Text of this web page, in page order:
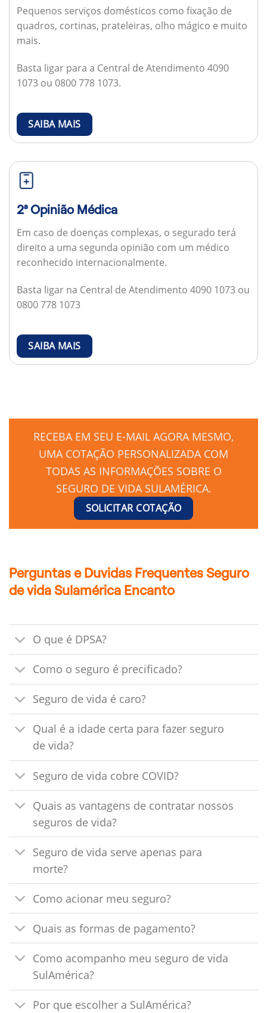
Pequenos serviços domésticos como fixação de
quadros, cortinas, prateleiras, olho mágico e muito
mais.
Basta ligar para a Central de Atendimento 4090
1073 ou 0800 778 1073.
SAIBA MAIS
2ª Opinião Médica
Em caso de doenças complexas, o segurado terá
direito a uma segunda opinião com um médico
reconhecido internacionalmente.
Basta ligar na Central de Atendimento 4090 1073 ou
0800 778 1073
SAIBA MAIS
RECEBA EM SEU E-MAIL AGORA MESMO,
UMA COTAÇÃO PERSONALIZADA COM
TODAS AS INFORMAÇÕES SOBRE O
SEGURO DE VIDA SULAMÉRICA.
SOLICITAR COTAÇÃO
Perguntas e Duvidas Frequentes Seguro
de vida Sulamérica Encanto
O que é DPSA?
Como o seguro é precificado?
Seguro de vida é caro?
Qual é a idade certa para fazer seguro
de vida?
Seguro de vida cobre COVID?
Quais as vantagens de contratar nossos
seguros de vida?
Seguro de vida serve apenas para
morte?
Como acionar meu seguro?
Quais as formas de pagamento?
Como acompanho meu seguro de vida
SulAmérica?
Por que escolher a SulAmérica?